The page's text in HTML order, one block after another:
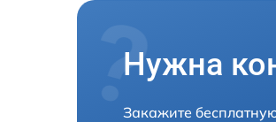
Нужна
Закажите